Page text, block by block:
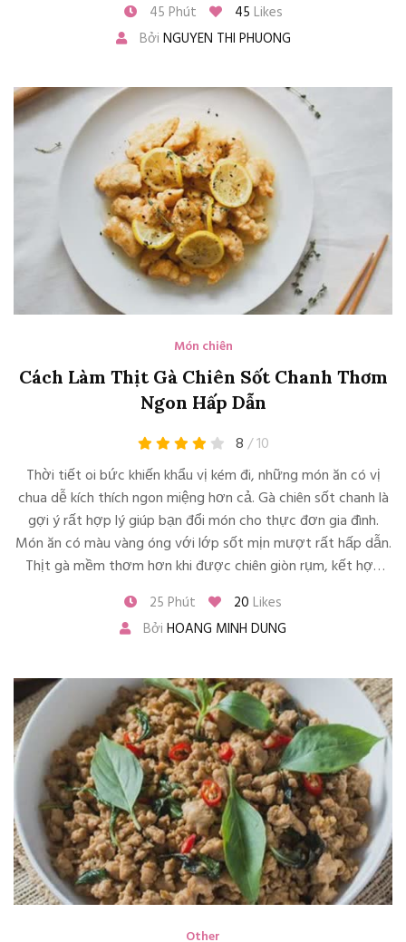
45 Phút 45 Likes
Bởi NGUYEN THI PHUONG
Món chiên
Cách Làm Thịt Gà Chiên Sốt Chanh Thơm
Ngon Hấp Dẫn
8/ 10
Thời tiết oi bức khiến khẩu vị kém đi, những món ăn có vị
chua dễ kích thích ngon miệng hơn cả. Gà chiên sốt chanh là
gợi ý rất hợp lý giúp bạn đổi món cho thực đơn gia đình.
Món ăn có màu vàng óng với lớp sốt mịn mượt rất hấp dẫn.
Thịt gà mềm thơm hơn khi được chiên giòn rụm, kết hợp
cho món ăn không bị ngấy và tạo nên một hương vị mới lạ
độc đáo.
25 Phút 20 Likes
Bởi HOANG MINH DUNG
Other